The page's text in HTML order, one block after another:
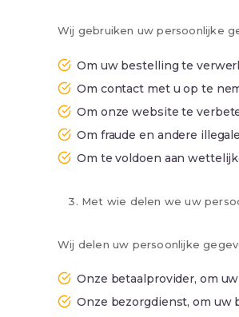
Wij gebruiken uw persoonlijke
Om uw bestelling te
Om contact met u op te
Om onze website te
Om fraude en andere
Om te voldoen aan
Met wie delen we uw
Wij delen uw persoonlijke
Onze betaalprovider, om
Onze bezorgdienst, om uw